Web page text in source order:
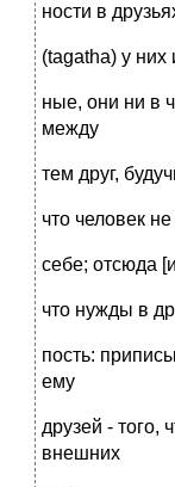
ности в
(tagatha) у них
ные, они ни в
между
тем друг,
что человек
себе; отсюда
что нужды в
пость:
ему
друзей - того,
внешних